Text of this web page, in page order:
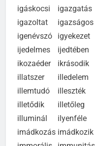
időtöltés
időzített
igáskocsi
igazgatás
igazoltat
igazságos
igenévszó
igyekezet
ijedelmes
ijedtében
ikozaéder
ikrásodik
illatszer
illedelem
illemtudó
illeszték
illetődik
illetőleg
illuminál
ilyenféle
imádkozás
imádkozik